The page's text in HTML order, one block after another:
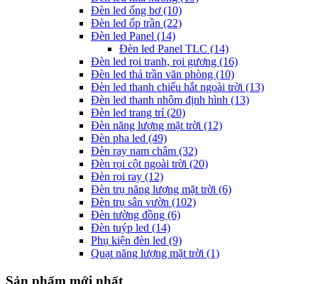
Đèn led ống bơ(10)
Đèn led ốp trần (22)
Đèn led Panel (14)
Đèn led Panel TLC (14)
Đèn led rọi tranh, rọi gương (16)
Đèn led thả trần văn phòng (10)
Đèn led thanh chiếu hắt ngoài trời (13)
Đèn led thanh nhôm định hình (13)
Đèn led trang trí(20)
Đèn năng lượng mặt trời (12)
Đèn pha led (49)
Đèn ray nam châm (32)
Đèn rọi cột ngoài trời (20)
Đèn rọi ray (12)
Đèn trụ năng lượng mặt trời (6)
Đèn trụ sân vườn (102)
Đèn tường đồng (6)
Đèn tuýp led (14)
Phụ kiện đèn led (9)
Quạt năng lượng mặt trời (1)
Sản phẩm mới nhất